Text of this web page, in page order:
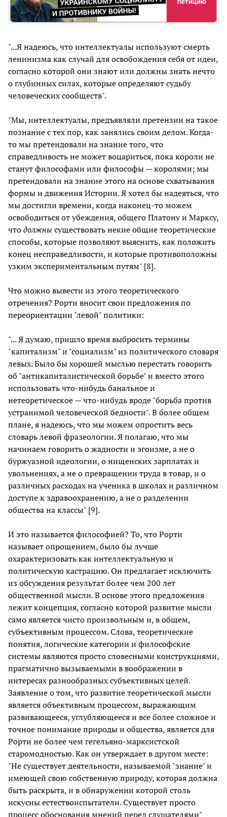
"...Я надеюсь, что интеллектуалы используют смерть
ленинизма как случай для освобождения себя от идеи,
согласно которой они знают или должны знать нечто
о глубинных силах, которые определяют судьбу
человеческих сообществ".
"Мы, интеллектуалы, предъявляли претензии на такое
познание с тех пор, как занялись своим делом. Когда-
то мы претендовали на знание того, что
справедливость не может воцариться, пока короли не
станут философами или философы — королями; мы
претендовали на знание этого на основе схватывания
формы и движения Истории. Я хотел бы надеяться, что
мы достигли времени, когда наконец-то можем
освободиться от убеждения, общего Платону и Марксу,
чтодолжны существовать некие общие теоретические
способы, которые позволяют выяснить, как положить
конец несправедливости, и которые противоположны
узким экспериментальным путям" [8].
Что можно вывести из этого теоретического
отречения? Рорти вносит свои предложения по
переориентации "левой" политики:
"... Я думаю, пришло время выбросить термины
"капитализм" и "социализм" из политического словаря
левых. Было бы хорошей мыслью перестать говорить
об "антикапиталистической борьбе" и вместо этого
использовать что-нибудь банальное и
нетеоретическое — что-нибудь вроде "борьба против
устранимой человеческой бедности". В более общем
плане, я надеюсь, что мы можем опростить весь
словарь левой фразеологии. Я полагаю, что мы
начинаем говорить о жадности и эгоизме, а не о
буржуазной идеологии, о нищенских зарплатах и
увольнениях, а не о превращении труда в товар, и о
различных расходах на ученика в школах и различном
доступе к здравоохранению, а не о разделении
общества на классы" [9].
И это называется философией? То, что Рорти
называет опрощением, было бы лучше
охарактеризовать как интеллектуальную и
политическую кастрацию. Он предлагает исключить
из обсуждения результат более чем 200 лет
общественной мысли. В основе этого предложения
лежит концепция, согласно которой развитие мысли
само является чисто произвольным и, в общем,
субъективным процессом. Слова, теоретические
понятия, логические категории и философские
системы являются просто словесными конструкциями,
прагматично вызываемыми в воображении в
интересах разнообразных субъективных целей.
Заявление о том, что развитие теоретической мысли
является объективным процессом, выражающим
развивающееся, углубляющееся и все более сложное и
точное понимание природы и общества, является для
Рорти не более чем гегельяно-марксистской
старомодностью. Как он утверждает в другом месте:
"Не существует деятельности, называемой "знание" и
имеющей свою собственную природу, которая должна
быть раскрыта, и в обнаружении которой столь
искусны естествоиспытатели. Существует просто
процесс обоснования мнений перед слушателями"